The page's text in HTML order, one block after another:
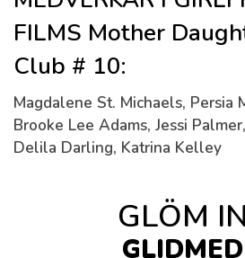
FILMS Mother
Club # 10:
Magdalene St. Michaels, Persia
Brooke Lee Adams, Jessi
Delila Darling, Katrina Kelley
GLÖM